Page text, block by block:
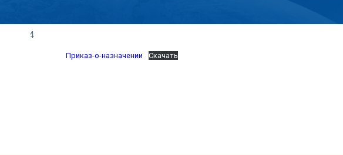
Приказ-о-назначении Скачать